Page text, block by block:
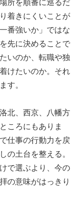
所を順番に巡るだ
着きにくいことが
番強いか」ではな
先に決めることで
いのか、転職や独
けたいのか。それ
す。
北、西京、八幡方
ころにもありま
仕事の行動力を戻
の土台を整える。
で選ぶより、今の
の意味がはっきり